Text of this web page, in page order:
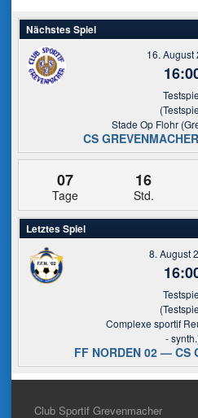
Nächstes Spiel
16. August
Stade Op Flohr
CS
07
Tage
16
Std.
Letztes Spiel
8. August
Complexe sportif
-
FF NORDEN 02 — CS
Club Sportif Grevenmacher